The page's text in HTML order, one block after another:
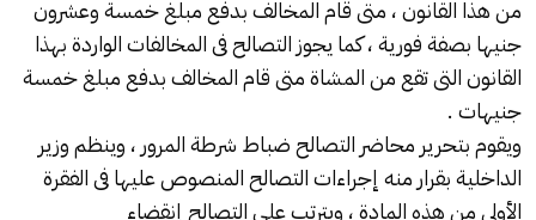
من هذا القانون ، متى قام المخالف بدفع مبلغ خمسة وعشرون
جنيها بصفة فورية ، كما يجوز التصالح فى المخالفات الواردة بهذا
القانون التى تقع من المشاة متى قام المخالف بدفع مبلغ خمسة
جنيهات .
ويقوم بتحرير محاضر التصالح ضباط شرطة المرور ، وينظم وزير
الداخلية بقرار منه إجراءات التصالح المنصوص عليها فى الفقرة
الأولى من هذه المادة ، ويترتب على التصالح إنقضاء